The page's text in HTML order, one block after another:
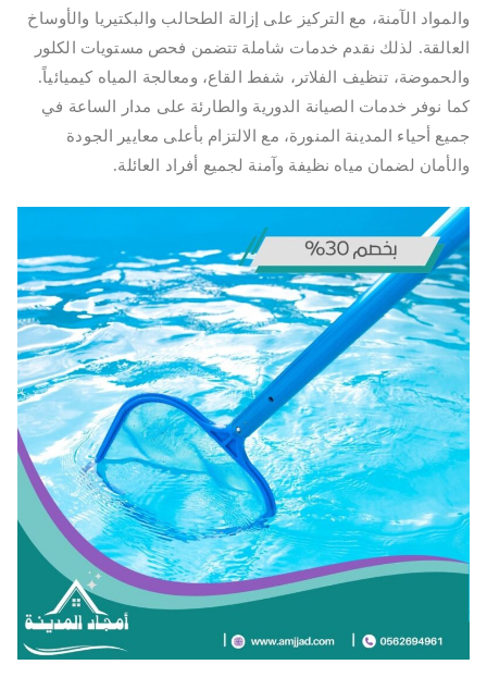
والمواد الآمنة، مع التركيز على إزالة الطحالب والبكتيريا والأوساخ
العالقة. لذلك نقدم خدمات شاملة تتضمن فحص مستويات الكلور
والحموضة، تنظيف الفلاتر، شفط القاع، ومعالجة المياه كيميائياً.
كما نوفر خدمات الصيانة الدورية والطارئة على مدار الساعة في
جميع أحياء المدينة المنورة، مع الالتزام بأعلى معايير الجودة
والأمان لضمان مياه نظيفة وآمنة لجميع أفراد العائلة.